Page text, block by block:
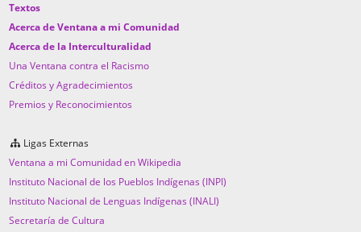
Textos
Acerca de Ventana a mi Comunidad
Acerca de la Interculturalidad
Una Ventana contra el Racismo
Créditos y Agradecimientos
Premios y Reconocimientos
Ligas Externas
Ventana a mi Comunidad en Wikipedia
Instituto Nacional de los Pueblos Indígenas (INPI)
Instituto Nacional de Lenguas Indígenas (INALI)
Secretaría de Cultura